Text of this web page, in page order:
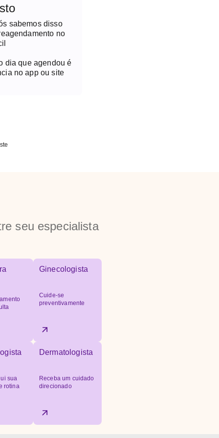
sabemos disso
no
dia que agendou é
no app ou site
seu especialista
Ginecologista
Cuide-se
preventivamente
sua
rotina
Dermatologista
Receba um cuidado
direcionado